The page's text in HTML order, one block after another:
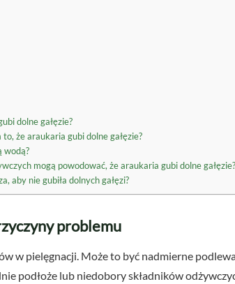
dolne gałęzie?
że araukaria gubi dolne gałęzie?
wodą?
mogą powodować, że araukaria gubi dolne gałęzie?
aby nie gubiła dolnych gałęzi?
problemu
w pielęgnacji. Może to być nadmierne
podłoże lub niedobory składników